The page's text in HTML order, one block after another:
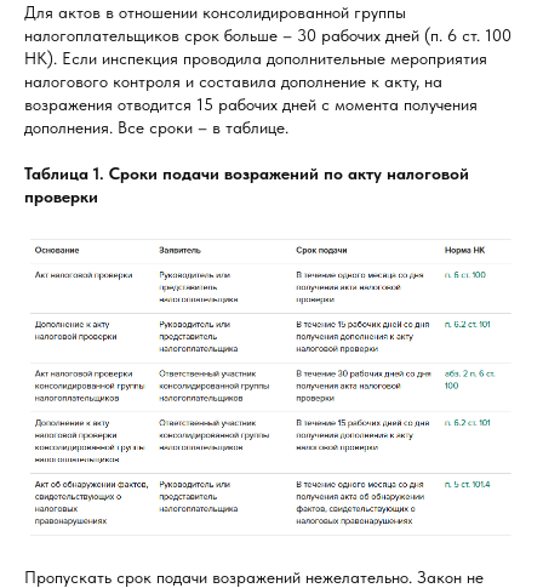
Для актов в отношении консолидированной группы
налогоплательщиков срок больше – 30 рабочих дней (п. 6 ст. 100
НК). Если инспекция проводила дополнительные мероприятия
налогового контроля и составила дополнение к акту, на
возражения отводится 15 рабочих дней с момента получения
дополнения. Все сроки – в таблице.
Таблица 1. Сроки подачи возражений по акту налоговой
проверки
Пропускать срок подачи возражений нежелательно. Закон не